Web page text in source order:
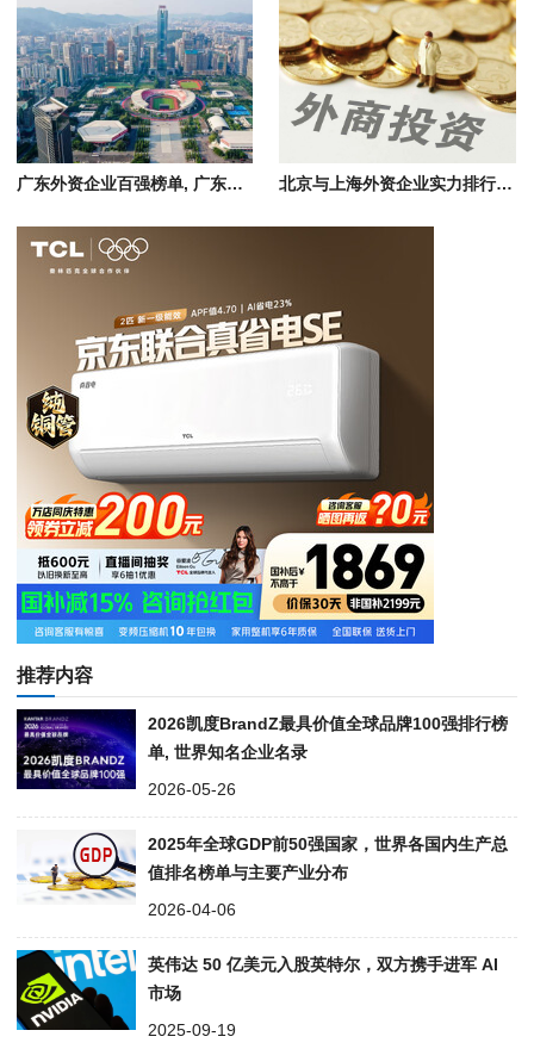
广东外资企业百强榜单, 广东制造、能源、零售行业外企名单 北京与上海外资企业实力排行榜，中国外商投资百强企业深度分析
推荐内容
2026凯度BrandZ最具价值全球品牌100强排行榜
单, 世界知名企业名录
2026-05-26
2025年全球GDP前50强国家，世界各国内生产总
值排名榜单与主要产业分布
2026-04-06
英伟达 50 亿美元入股英特尔，双方携手进军 AI
市场
2025-09-19